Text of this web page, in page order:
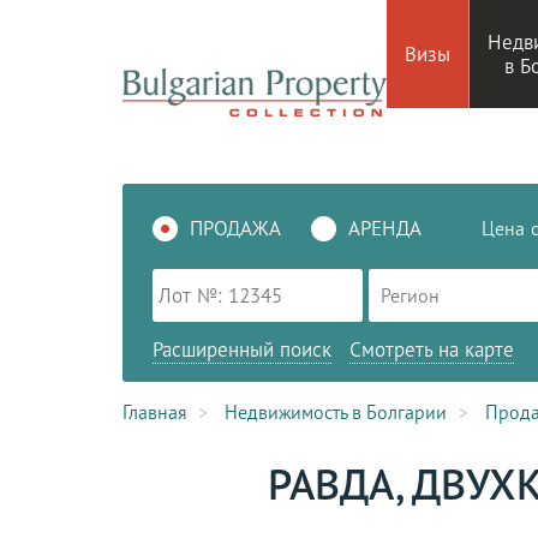
Визы
в
ПРОДАЖА АРЕНДА Цена
Регион
Расширенный поиск Смотреть на карте
Главная Недвижимость в Болгарии
РАВДА,